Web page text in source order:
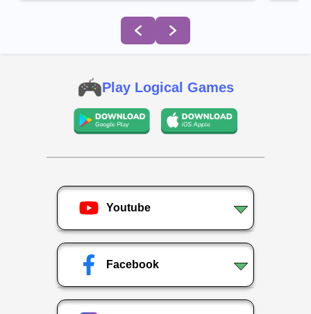
Play Logical Games
Youtube
Facebook